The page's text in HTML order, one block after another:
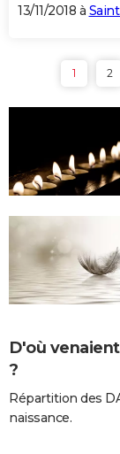
13/11/2018 à
1 2
D'où
?
Répartition des
naissance.